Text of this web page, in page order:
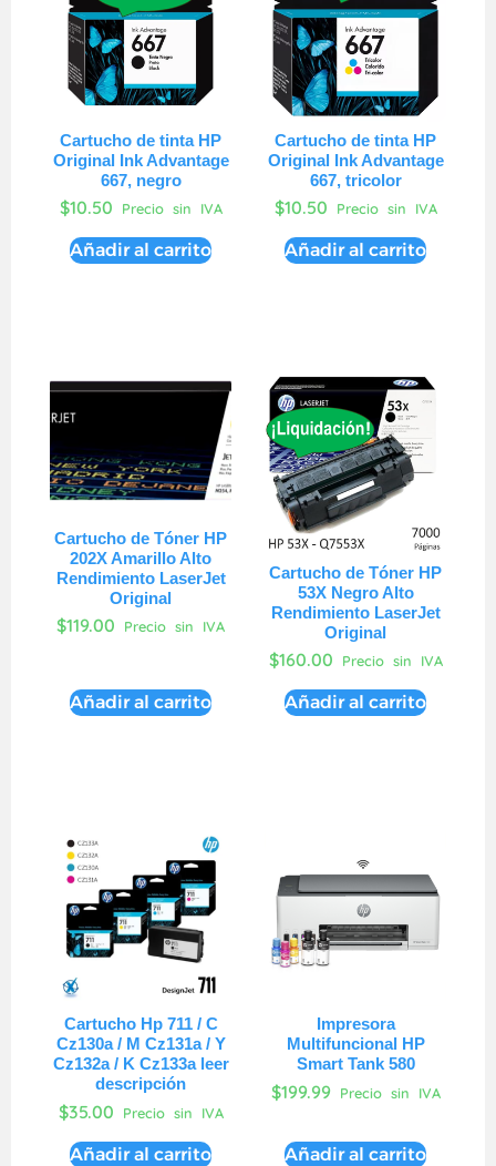
Cartucho de tinta HP
Original Ink Advantage
667, negro
$10.50 Precio sin IVA
Añadir al carrito
Cartucho de tinta HP
Original Ink Advantage
667, tricolor
$10.50 Precio sin IVA
Añadir al carrito
Cartucho de Tóner HP
202X Amarillo Alto
Rendimiento LaserJet
Original
$119.00 Precio sin IVA
Añadir al carrito
Cartucho de Tóner HP
53X Negro Alto
Rendimiento LaserJet
Original
$160.00 Precio sin IVA
Añadir al carrito
Cartucho Hp 711 / C
Cz130a / M Cz131a / Y
Cz132a / K Cz133a leer
descripción
$35.00 Precio sin IVA
Añadir al carrito
Impresora
Multifuncional HP
Smart Tank 580
$199.99 Precio sin IVA
Añadir al carrito